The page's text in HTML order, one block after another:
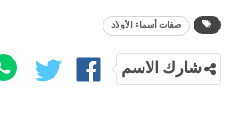
صفات أسماء الأولاد
شارك الاسم